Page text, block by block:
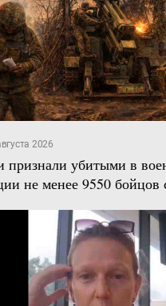
2026
признали убитыми в
не менее 9550 бойцов